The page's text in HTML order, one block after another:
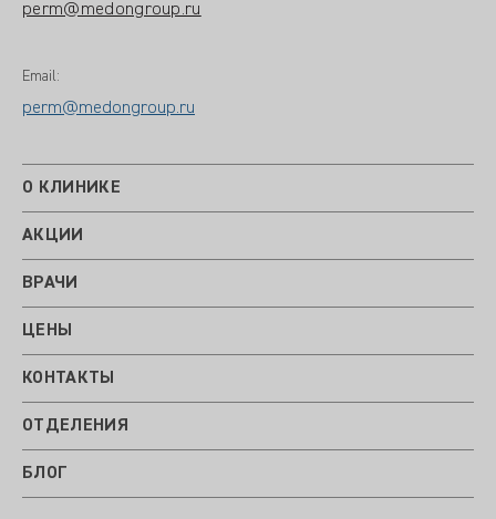
perm@medongroup.ru
Email:
perm@medongroup.ru
О КЛИНИКЕ
АКЦИИ
ВРАЧИ
ЦЕНЫ
КОНТАКТЫ
ОТДЕЛЕНИЯ
БЛОГ